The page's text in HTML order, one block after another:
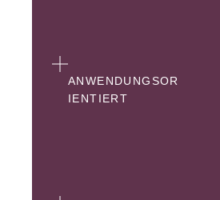
ANWENDUNGSOR
IENTIERT